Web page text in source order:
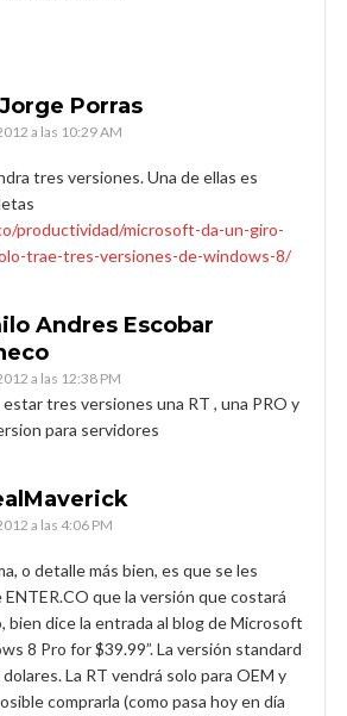
Porras
a las 10:29 AM
tres versiones. Una de ellas es
productividad/microsoft-da-un-giro-
trae-tres-versiones-de-windows-8/
Andres Escobar
a las 12:38 PM
tres versiones una RT , una PRO y
para servidores
a las 4:06 PM
o detalle más bien, es que se les
que la versión que costará
bien dice la entrada al blog de Microsoft
8 Pro for $39.99”. La versión standard
La RT vendrá solo para OEM y
comprarla (como pasa hoy en día